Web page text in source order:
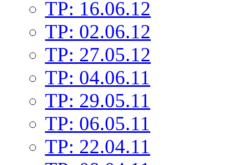
TP: 16.06.12
TP: 02.06.12
TP: 27.05.12
TP: 04.06.11
TP: 29.05.11
TP: 06.05.11
TP: 22.04.11